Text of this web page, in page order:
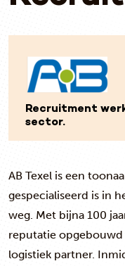
Recruitment
sector.
AB Texel is een
gespecialiseerd is in
weg. Met bijna 100
reputatie
logistiek partner.